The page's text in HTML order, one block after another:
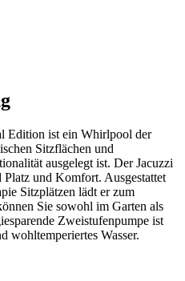
Edition ist ein Whirlpool der
Sitzflächen und
ausgelegt ist. Der Jacuzzi
Platz und Komfort. Ausgestattet
Sitzplätzen lädt er zum
Sie sowohl im Garten als
Zweistufenpumpe ist
wohltemperiertes Wasser.